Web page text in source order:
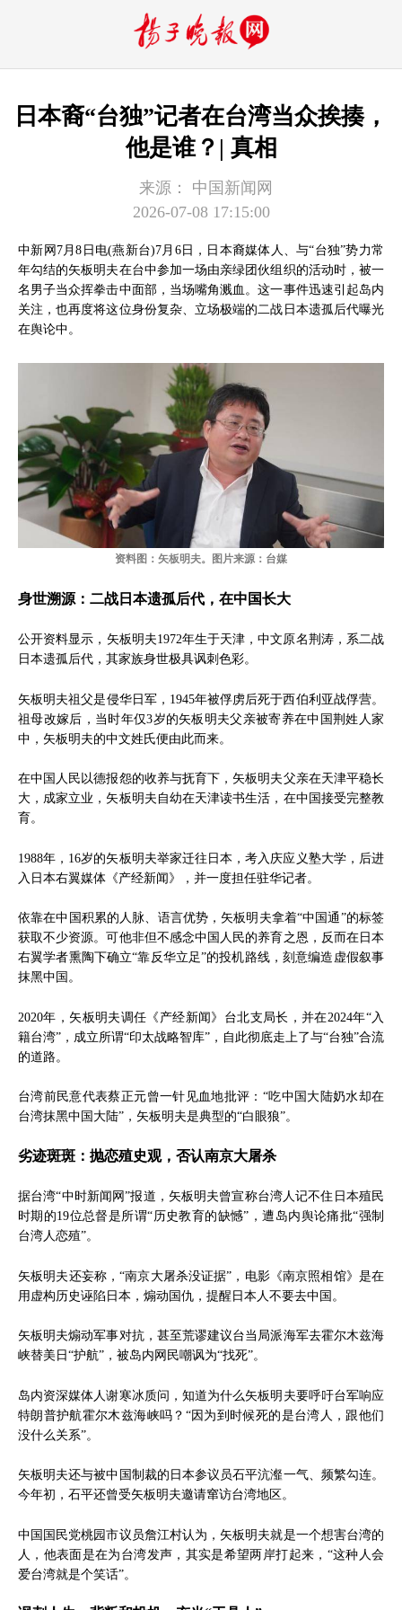
日本裔“台独”记者在台湾当众挨揍，
他是谁？| 真相
来源：
中国新闻网
2026-07-08 17:15:00
中新网7月8日电(燕新台)7月6日，日本裔媒体人、与“台独”势力常
年勾结的矢板明夫在台中参加一场由亲绿团伙组织的活动时，被一
名男子当众挥拳击中面部，当场嘴角溅血。这一事件迅速引起岛内
关注，也再度将这位身份复杂、立场极端的二战日本遗孤后代曝光
在舆论中。
资料图：矢板明夫。图片来源：台媒
身世溯源：二战日本遗孤后代，在中国长大
公开资料显示，矢板明夫1972年生于天津，中文原名荆涛，系二战
日本遗孤后代，其家族身世极具讽刺色彩。
矢板明夫祖父是侵华日军，1945年被俘虏后死于西伯利亚战俘营。
祖母改嫁后，当时年仅3岁的矢板明夫父亲被寄养在中国荆姓人家
中，矢板明夫的中文姓氏便由此而来。
在中国人民以德报怨的收养与抚育下，矢板明夫父亲在天津平稳长
大，成家立业，矢板明夫自幼在天津读书生活，在中国接受完整教
育。
1988年，16岁的矢板明夫举家迁往日本，考入庆应义塾大学，后进
入日本右翼媒体《产经新闻》，并一度担任驻华记者。
依靠在中国积累的人脉、语言优势，矢板明夫拿着“中国通”的标签
获取不少资源。可他非但不感念中国人民的养育之恩，反而在日本
右翼学者熏陶下确立“靠反华立足”的投机路线，刻意编造虚假叙事
抹黑中国。
2020年，矢板明夫调任《产经新闻》台北支局长，并在2024年“入
籍台湾”，成立所谓“印太战略智库”，自此彻底走上了与“台独”合流
的道路。
台湾前民意代表蔡正元曾一针见血地批评：“吃中国大陆奶水却在
台湾抹黑中国大陆”，矢板明夫是典型的“白眼狼”。
劣迹斑斑：抛恋殖史观，否认南京大屠杀
据台湾“中时新闻网”报道，矢板明夫曾宣称台湾人记不住日本殖民
时期的19位总督是所谓“历史教育的缺憾”，遭岛内舆论痛批“强制
台湾人恋殖”。
矢板明夫还妄称，“南京大屠杀没证据”，电影《南京照相馆》是在
用虚构历史诬陷日本，煽动国仇，提醒日本人不要去中国。
矢板明夫煽动军事对抗，甚至荒谬建议台当局派海军去霍尔木兹海
峡替美日“护航”，被岛内网民嘲讽为“找死”。
岛内资深媒体人谢寒冰质问，知道为什么矢板明夫要呼吁台军响应
特朗普护航霍尔木兹海峡吗？“因为到时候死的是台湾人，跟他们
没什么关系”。
矢板明夫还与被中国制裁的日本参议员石平沆瀣一气、频繁勾连。
今年初，石平还曾受矢板明夫邀请窜访台湾地区。
中国国民党桃园市议员詹江村认为，矢板明夫就是一个想害台湾的
人，他表面是在为台湾发声，其实是希望两岸打起来，“这种人会
爱台湾就是个笑话”。